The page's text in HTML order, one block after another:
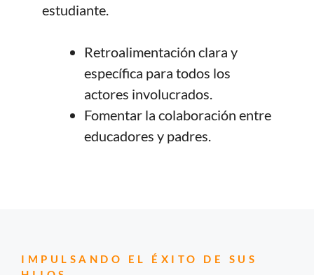
estudiante.
Retroalimentación clara y
específica para todos los
actores involucrados.
Fomentar la colaboración entre
educadores y padres.
IMPULSANDO EL ÉXITO DE SUS